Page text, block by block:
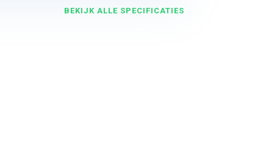
BEKIJK ALLE SPECIFICATIES